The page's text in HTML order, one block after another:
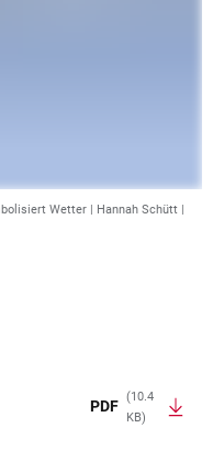
Wetter | Hannah Schütt |
PDF
(10.4
KB)